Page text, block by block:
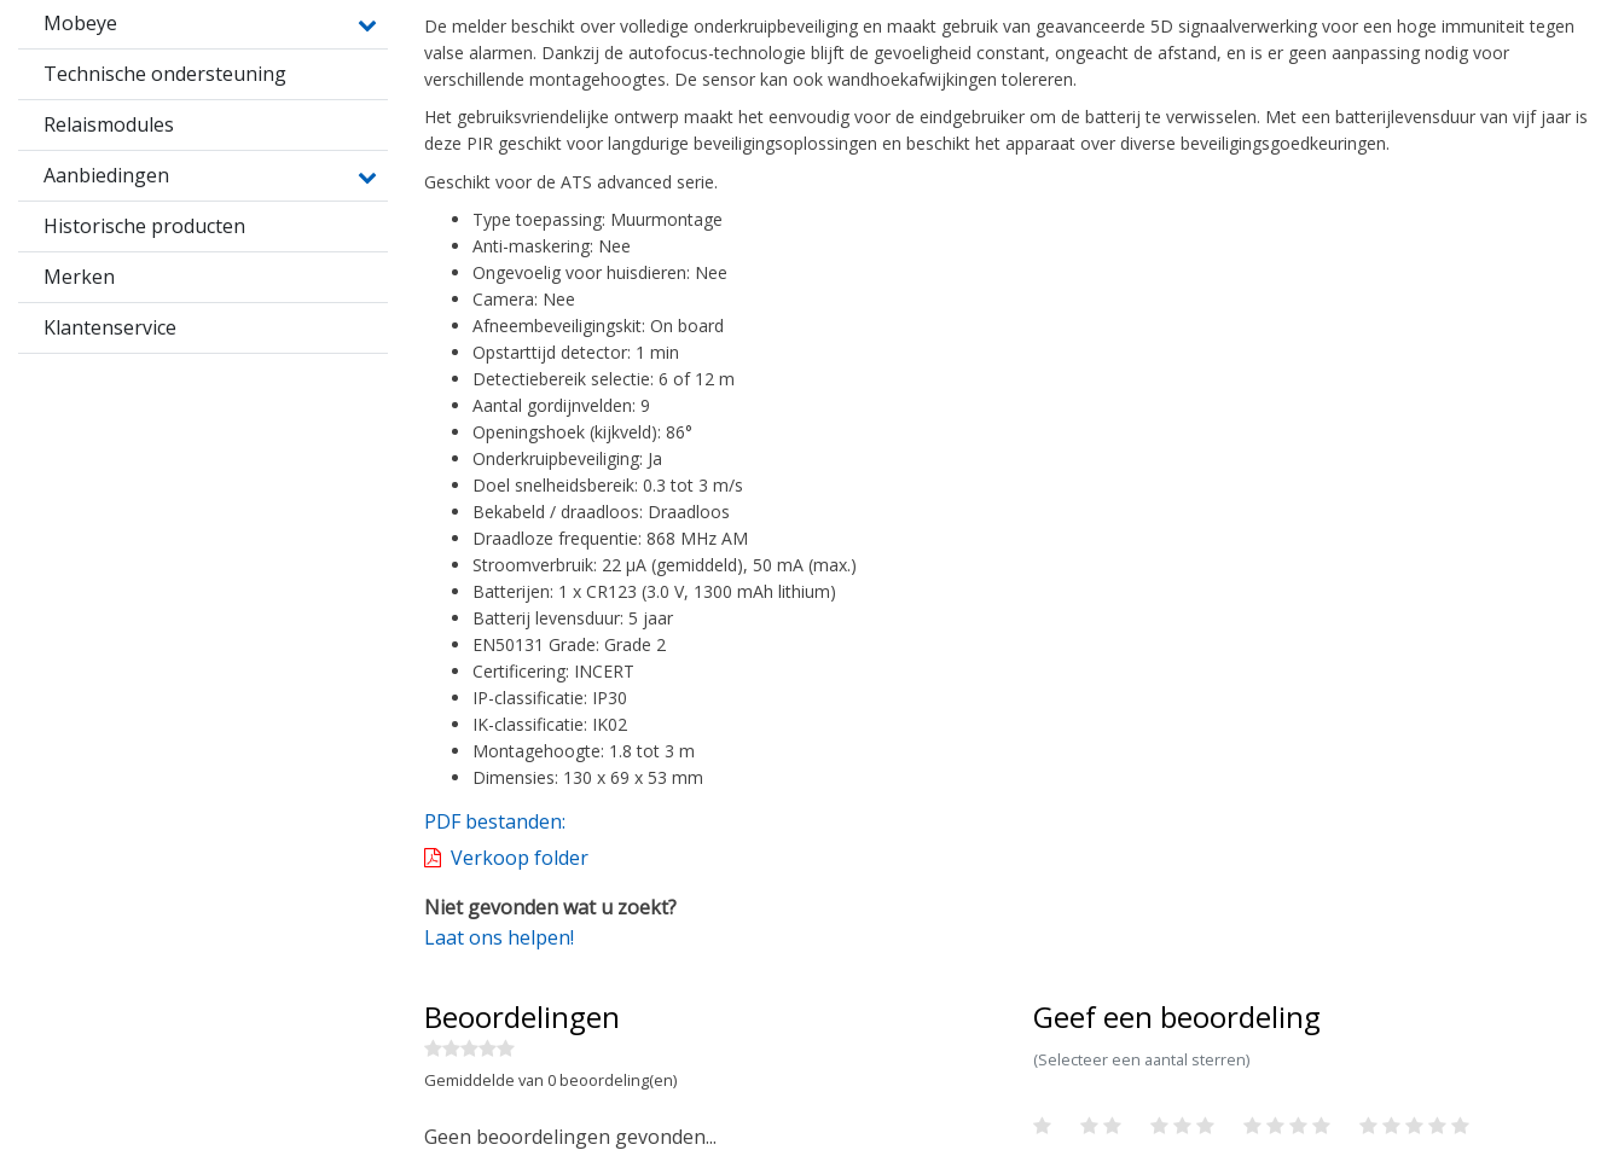
Mobeye
Technische ondersteuning
Relaismodules
Aanbiedingen
Historische producten
Merken
Klantenservice
De melder beschikt over volledige onderkruipbeveiliging en maakt gebruik van geavanceerde 5D signaalverwerking voor een hoge immuniteit tegen
valse alarmen. Dankzij de autofocus-technologie blijft de gevoeligheid constant, ongeacht de afstand, en is er geen aanpassing nodig voor
verschillende montagehoogtes. De sensor kan ook wandhoekafwijkingen tolereren.
Het gebruiksvriendelijke ontwerp maakt het eenvoudig voor de eindgebruiker om de batterij te verwisselen. Met een batterijlevensduur van vijf jaar is
deze PIR geschikt voor langdurige beveiligingsoplossingen en beschikt het apparaat over diverse beveiligingsgoedkeuringen.
Geschikt voor de ATS advanced serie.
Type toepassing: Muurmontage
Anti-maskering: Nee
Ongevoelig voor huisdieren: Nee
Camera: Nee
Afneembeveiligingskit: On board
Opstarttijd detector: 1 min
Detectiebereik selectie: 6 of 12 m
Aantal gordijnvelden: 9
Openingshoek (kijkveld): 86°
Onderkruipbeveiliging: Ja
Doel snelheidsbereik: 0.3 tot 3 m/s
Bekabeld / draadloos: Draadloos
Draadloze frequentie: 868 MHz AM
Stroomverbruik: 22 µA (gemiddeld), 50 mA (max.)
Batterijen: 1 x CR123 (3.0 V, 1300 mAh lithium)
Batterij levensduur: 5 jaar
EN50131 Grade: Grade 2
Certificering: INCERT
IP-classificatie: IP30
IK-classificatie: IK02
Montagehoogte: 1.8 tot 3 m
Dimensies: 130 x 69 x 53 mm
PDF bestanden:
Verkoop folder
Niet gevonden wat u zoekt?
Laat ons helpen!
Beoordelingen
Gemiddelde van 0 beoordeling(en)
Geen beoordelingen gevonden...
Geef een beoordeling
(Selecteer een aantal sterren)